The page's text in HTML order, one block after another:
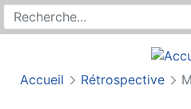
Recherche sur le site
Rechercher
Accueil Rétrospective